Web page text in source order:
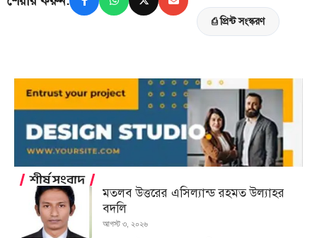
⎙ প্রিন্ট সংস্করণ
শীর্ষ সংবাদ
মতলব উত্তরের এসিল্যান্ড রহমত উল্যাহর
বদলি
আগস্ট ৩, ২০২৬